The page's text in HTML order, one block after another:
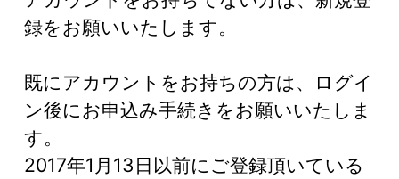
録をお願いいたします。
既にアカウントをお持ちの方は、ログイ
ン後にお申込み手続きをお願いいたしま
す。
2017年1月13日以前にご登録頂いている